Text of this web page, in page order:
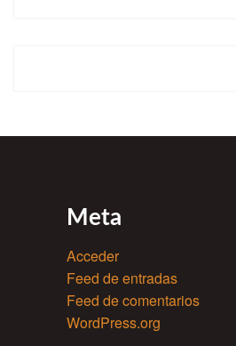
Meta
Acceder
Feed de entradas
Feed de comentarios
WordPress.org